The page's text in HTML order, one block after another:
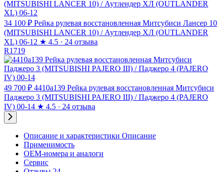
34 100 ₽ Рейка рулевая восстановленная Митсубиси Лансер 10
(MITSUBISHI LANCER 10) / Аутлендер ХЛ (OUTLANDER
XL) 06-12 ★ 4.5 · 24 отзыва
R1719
49 700 ₽ 4410a139 Рейка рулевая восстановленная Митсубиси
Паджеро 3 (MITSUBISHI PAJERO III) / Паджеро 4 (PAJERO
IV) 00-14 ★ 4.5 · 24 отзыва
Описание и характеристики Описание
Применимость
OEM-номера и аналоги
Сервис